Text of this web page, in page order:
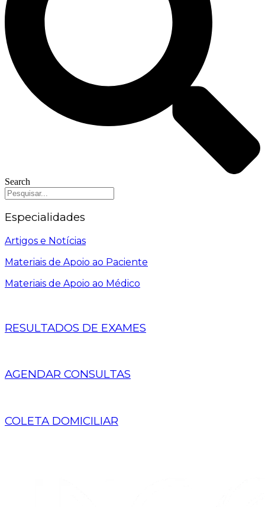
Search
Especialidades
Artigos e Notícias
Materiais de Apoio ao Paciente
Materiais de Apoio ao Médico
RESULTADOS DE EXAMES
AGENDAR CONSULTAS
COLETA DOMICILIAR